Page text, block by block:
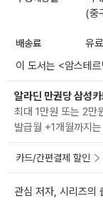
(중
배송료
유
이 도서는 <암스테
알라딘 만권당 삼성
최대 1만원 또는 2
발급월 +1개월까지
카드/간편결제 할인
관심 저자, 시리즈의